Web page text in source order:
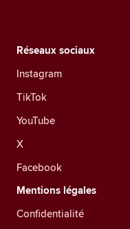
Réseaux sociaux
Instagram
TikTok
YouTube
X
Facebook
Mentions légales
Confidentialité